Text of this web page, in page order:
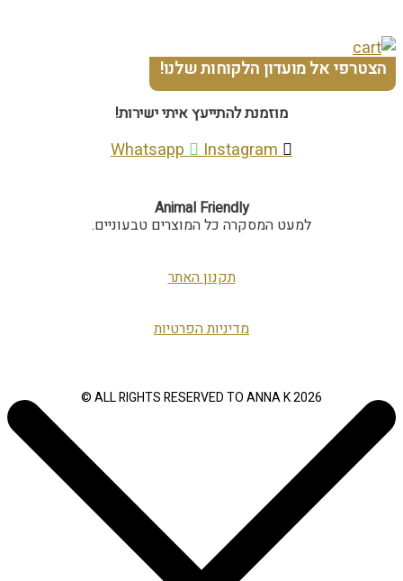
הצטרפי אל מועדון הלקוחות שלנו!
מוזמנת להתייעץ איתי ישירות!
Whatsapp Instagram
Animal Friendly
למעט המסקרה כל המוצרים טבעוניים.
תקנון האתר
מדיניות הפרטיות
ALL RIGHTS RESERVED TO ANNA K 2026 ©